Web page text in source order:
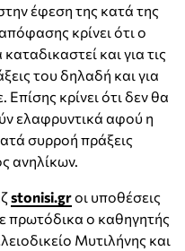
έφεση της κατά της
κρίνει ότι ο
και για τις
του δηλαδή και για
κρίνει ότι δεν θα
ελαφρυντικά αφού η
συρροή πράξεις
ανηλίκων.
stonisi.grοι υποθέσεις
πρωτόδικα ο καθηγητής
Μυτιλήνης και